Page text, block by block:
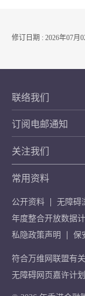
修订日期 : 2026年07月
联络我们
订阅电邮通知
关注我们
常用资料
公开资料
无障碍
年度整合开放数据
私隐政策声明
保
符合万维网联盟有
无障碍网页嘉许计划